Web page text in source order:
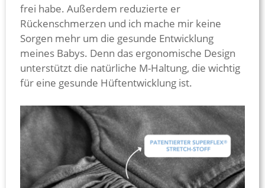
frei habe. Außerdem reduzierte er
Rückenschmerzen und ich mache mir keine
Sorgen mehr um die gesunde Entwicklung
meines Babys. Denn das ergonomische Design
unterstützt die natürliche M-Haltung, die wichtig
für eine gesunde Hüftentwicklung ist.